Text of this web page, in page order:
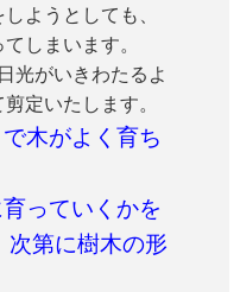
ようとしても、
しまいます。
光がいきわたるよ
定いたします。
木がよく育ち
っていくかを
第に樹木の形